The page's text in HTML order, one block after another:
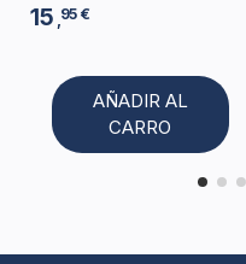
15 95 €
AÑADIR AL
CARRO